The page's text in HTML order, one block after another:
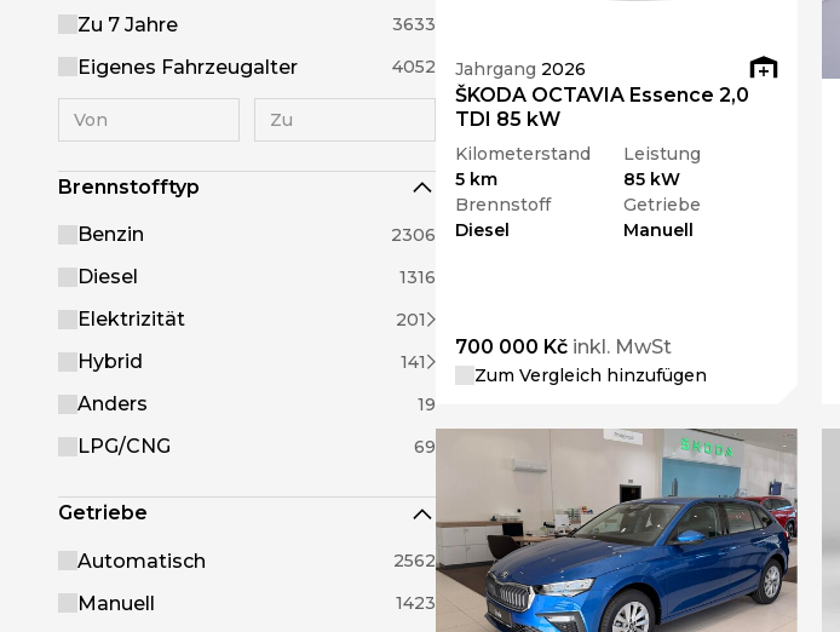
Zu 7 Jahre 3633
Eigenes Fahrzeugalter 4052
Brennstofftyp
Benzin 2306
Diesel 1316
Elektrizität 201
Hybrid 141
Anders 19
LPG/CNG 69
Getriebe
Automatisch 2562
Manuell 1423
Jahrgang 2026
ŠKODA OCTAVIA Essence 2,0
TDI 85 kW
Kilometerstand
5 km
Leistung
85 kW
Brennstoff
Diesel
Getriebe
Manuell
700 000 Kč inkl. MwSt
Zum Vergleich hinzufügen